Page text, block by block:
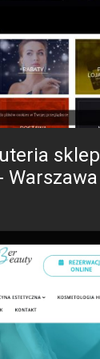
sklep
Warszawa